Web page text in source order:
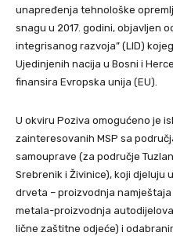
unapređenja tehnološke
snagu u 2017. godini, objavljen
integrisanog razvoja” (LID)
Ujedinjenih nacija u Bosni i
finansira Evropska unija (EU).
U okviru Poziva omogućeno je
zainteresovanih MSP sa
samouprave (za područje
Srebrenik i Živinice), koji djeluju
drveta – proizvodnja
metala-proizvodnja
lične zaštitne odjeće) i